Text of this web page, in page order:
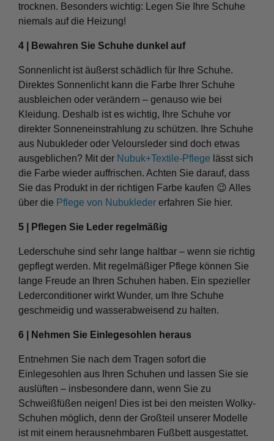
trocknen. Besonders wichtig: Legen Sie Ihre Schuhe
niemals auf die Heizung!
4 | Bewahren Sie Schuhe dunkel auf
Sonnenlicht ist äußerst schädlich für Ihre Schuhe.
Direktes Sonnenlicht kann die Farbe Ihrer Schuhe
ausbleichen oder verändern – genauso wie bei
Kleidung. Deshalb ist es wichtig, Ihre Schuhe vor
direkter Sonneneinstrahlung zu schützen. Ihre Schuhe
aus Nubukleder oder Veloursleder sind doch etwas
ausgeblichen? Mit der Nubuk+Textile-Pflege lässt sich
die Farbe wieder auffrischen. Achten Sie darauf, dass
Sie das Produkt in der richtigen Farbe kaufen 😉 Alles
über die Pflege von Nubukleder erfahren Sie hier.
5 | Pflegen Sie Leder regelmäßig
Lederschuhe sind sehr lange haltbar – wenn sie richtig
gepflegt werden. Mit regelmäßiger Pflege können Sie
lange Freude an Ihren Schuhen haben. Ein spezieller
Lederconditioner wirkt Wunder, um Ihre Schuhe
geschmeidig und wasserabweisend zu halten.
6 | Nehmen Sie Einlegesohlen heraus
Entnehmen Sie nach dem Tragen sofort die
Einlegesohlen aus Ihren Schuhen und lassen Sie sie
auslüften – insbesondere dann, wenn Sie zu
Schweißfüßen neigen! Dies ist bei den meisten Wolky-
Schuhen möglich, denn der Großteil unserer Modelle
ist mit einem herausnehmbaren Fußbett ausgestattet.